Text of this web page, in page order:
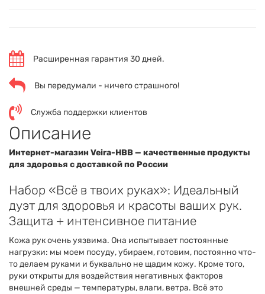
Расширенная гарантия 30 дней.
Вы передумали - ничего страшного!
Служба поддержки клиентов
Описание
Интернет-магазин Veira-HBB — качественные продукты
для здоровья с доставкой по России
Набор «Всё в твоих руках»: Идеальный
дуэт для здоровья и красоты ваших рук.
Защита + интенсивное питание
Кожа рук очень уязвима. Она испытывает постоянные
нагрузки: мы моем посуду, убираем, готовим, постоянно что-
то делаем руками и буквально не щадим кожу. Кроме того,
руки открыты для воздействия негативных факторов
внешней среды — температуры, влаги, ветра. Всё это